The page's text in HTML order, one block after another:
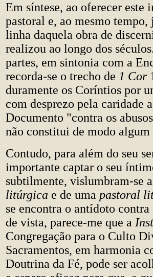
Em síntese, ao oferecer
pastoral e, ao mesmo
linha daquela obra de
realizou ao longo dos
partes, em sintonia com a
recorda-se o trecho de 1 Cor
duramente os Coríntios por
com desprezo pela caridade
Documento "contra os
não constitui de modo
Contudo, para além do seu
importante captar o seu
subtilmente, vislumbram-se
litúrgica e de uma pastoral
se encontra o antídoto
de vista, parece-me que a
Congregação para o Culto
Sacramentos, em harmonia
Doutrina da Fé, pode ser